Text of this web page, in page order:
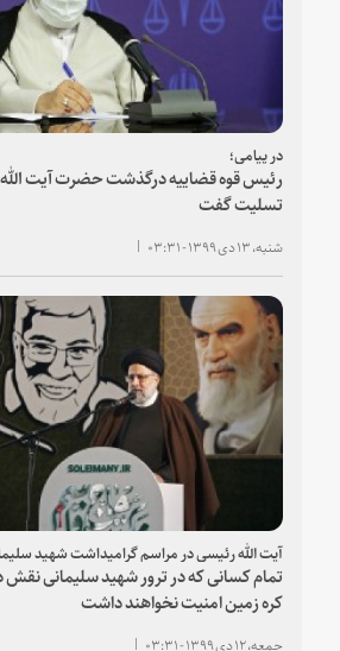
در پیامی؛
رئیس قوه قضاییه درگذشت حضرت آیت
تسلیت گفت
شنبه، ۱۳ دی ۱۳۹۹ - ۰۳:۳۱
آیت الله رئیسی در مراسم گرامیداشت شهید
تمام کسانی که در ‌‌‌‌ترور شهید سلیمانی
کره زمین امنیت نخواهند داشت
جمعه، ۱۲ دی ۱۳۹۹ - ۰۳:۳۱